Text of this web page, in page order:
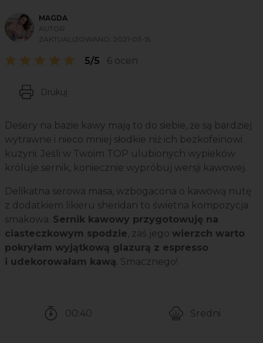
MAGDA
AUTOR
ZAKTUALIZOWANO: 2021-03-15
5/5 6 ocen
Drukuj
Desery na bazie kawy mają to do siebie, że są bardziej
wytrawne i nieco mniej słodkie niż ich bezkofeinowi
kuzyni. Jeśli w Twoim TOP ulubionych wypieków
króluje sernik, koniecznie wypróbuj wersji kawowej.
Delikatna serowa masa, wzbogacona o kawową nutę
z dodatkiem likieru sheridan to świetna kompozycja
smakowa. Sernik kawowy przygotowuję na
ciasteczkowym spodzie, zaś jego wierzch warto
pokryłam wyjątkową glazurą z espresso
i udekorowałam kawą. Smacznego!
00:40
Średni